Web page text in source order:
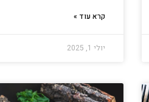
קרא עוד »
יולי 1, 2025